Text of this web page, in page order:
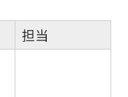
担当